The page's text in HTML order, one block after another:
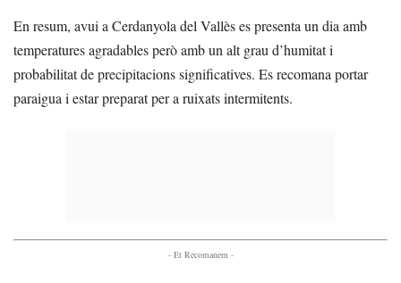
En resum, avui a Cerdanyola del Vallès es presenta un dia amb
temperatures agradables però amb un alt grau d’humitat i
probabilitat de precipitacions significatives. Es recomana portar
paraigua i estar preparat per a ruixats intermitents.
- Et Recomanem -